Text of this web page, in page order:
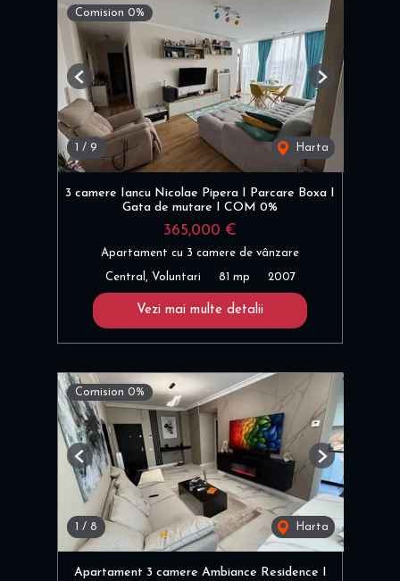
Comision 0%
/ 9 Harta
Previous Next
3 camere Iancu Nicolae Pipera I Parcare Boxa I
Gata de mutare I COM 0%
365,000 €
Apartament cu 3 camere de vânzare
Central, Voluntari 81 mp 2007
Vezi mai multe detalii
Comision 0%
1 / 8 Harta
Previous Next
Apartament 3 camere Ambiance Residence I